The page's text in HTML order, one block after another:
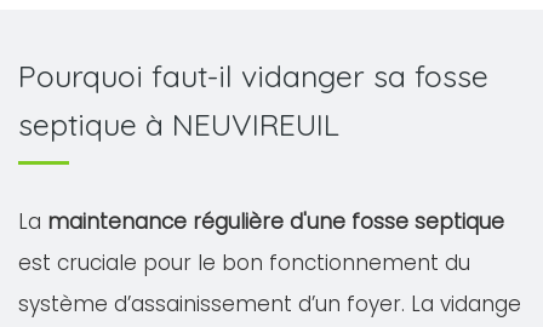
Pourquoi faut-il vidanger sa fosse
septique à NEUVIREUIL
La maintenance régulière d'une fosse septique
est cruciale pour le bon fonctionnement du
système d’assainissement d’un foyer. La vidange